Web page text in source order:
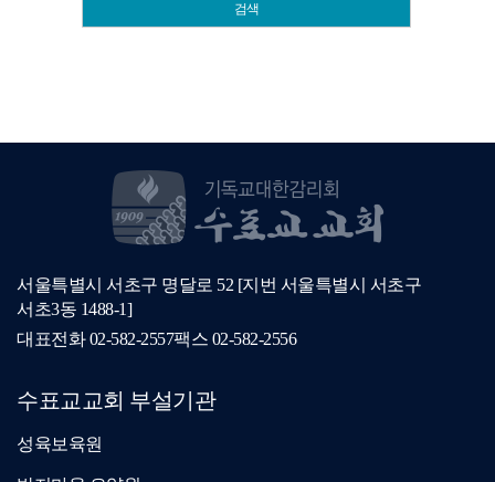
검색
서울특별시 서초구 명달로 52 [지번 서울특별시 서초구
서초3동 1488-1]
대표전화02-582-2557팩스 02-582-2556
수표교교회 부설기관
성육보육원